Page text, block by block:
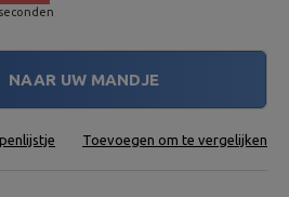
seconden
NAAR UW MANDJE
Toevoegen om te vergelijken